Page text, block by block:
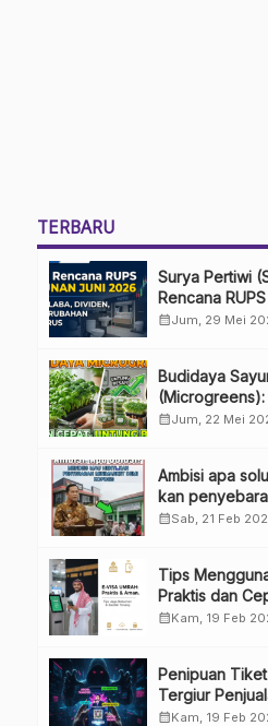
TERBARU
Surya Pertiwi
Rencana
Bahas
calendar_monthJum, 29 Mei
Budidaya
Besar
calendar_monthJum, 22 Mei
Ambisi apa
kan
kopdes.
calendar_monthSab, 21 Feb
Tips
Praktis dan
calendar_monthKam, 19 Feb
Penipuan
Tergiur
calendar_monthKam, 19 Feb